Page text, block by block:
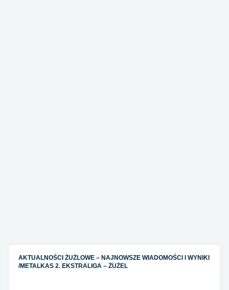
AKTUALNOŚCI ŻUŻLOWE – NAJNOWSZE WIADOMOŚCI I WYNIKI
/METALKAS 2. EKSTRALIGA – ŻUŻEL